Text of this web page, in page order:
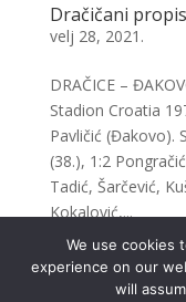
Dračičani
velj 28, 2021.
DRAČICE –
Stadion Croatia
Pavličić (Đakovo).
(38.), 1:2
Tadić, Šarčević,
Kokalović,...
« Older Entries
We use cookies
experience on our
will